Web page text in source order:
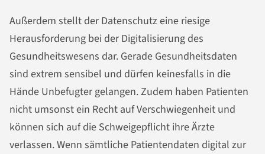
Außerdem stellt der Datenschutz eine riesige
Herausforderung bei der Digitalisierung des
Gesundheitswesens dar. Gerade Gesundheitsdaten
sind extrem sensibel und dürfen keinesfalls in die
Hände Unbefugter gelangen. Zudem haben Patienten
nicht umsonst ein Recht auf Verschwiegenheit und
können sich auf die Schweigepflicht ihre Ärzte
verlassen. Wenn sämtliche Patientendaten digital zur